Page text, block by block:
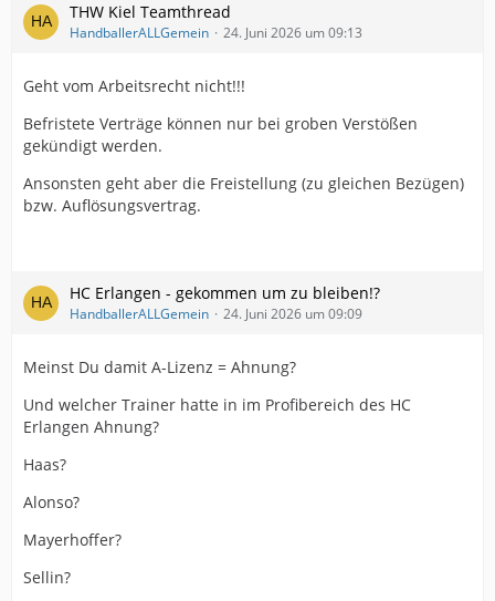
THW Kiel Teamthread
HandballerALLGemein 24. Juni 2026 um 09:13
Geht vom Arbeitsrecht nicht!!!
Befristete Verträge können nur bei groben Verstößen
gekündigt werden.
Ansonsten geht aber die Freistellung (zu gleichen Bezügen)
bzw. Auflösungsvertrag.
HC Erlangen - gekommen um zu bleiben!?
HandballerALLGemein 24. Juni 2026 um 09:09
Meinst Du damit A-Lizenz = Ahnung?
Und welcher Trainer hatte in im Profibereich des HC
Erlangen Ahnung?
Haas?
Alonso?
Mayerhoffer?
Sellin?